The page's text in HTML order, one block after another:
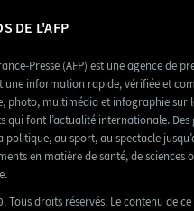
DE L'AFP
Presse (AFP) est une agence de
une information rapide, vérifiée et
photo, multimédia et infographie sur
qui font l’actualité internationale. Des
politique, au sport, au spectacle
en matière de santé, de sciences
Tous droits réservés. Le contenu de